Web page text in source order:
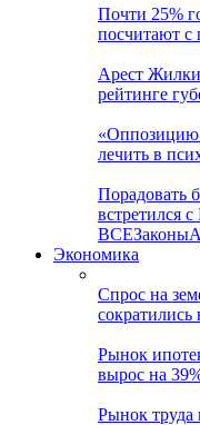
Почти 25%
посчитают
Арест
рейтинге
лечить в
Порадовать
встретился
ВСЕЗаконы
Экономика
Спрос на
сократились
Рынок
вырос на
Рынок труда